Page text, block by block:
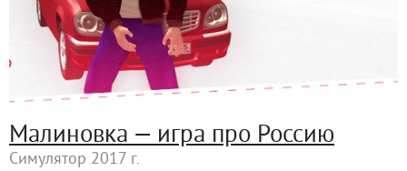
Малиновка — игра про Россию
Симулятор 2017 г.